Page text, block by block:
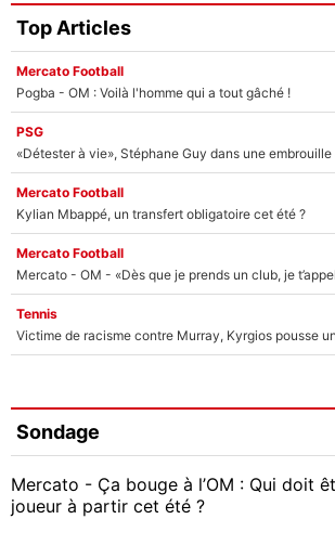
Top Articles
Mercato Football
Pogba - OM : Voilà l'homme qui a tout gâché !
PSG
«Détester à vie», Stéphane Guy dans une embrouille
Mercato Football
Kylian Mbappé, un transfert obligatoire cet été ?
Mercato Football
Tennis
Sondage
Mercato - Ça bouge à l’OM : Qui doit
joueur à partir cet été ?